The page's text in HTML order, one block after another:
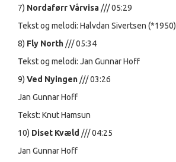
7) Nordaførr Vårvisa /// 05:29
Tekst og melodi: Halvdan Sivertsen (*1950)
8) Fly North /// 05:34
Tekst og melodi: Jan Gunnar Hoff
9) Ved Nyingen /// 03:26
Jan Gunnar Hoff
Tekst: Knut Hamsun
10) Diset Kvæld /// 04:25
Jan Gunnar Hoff